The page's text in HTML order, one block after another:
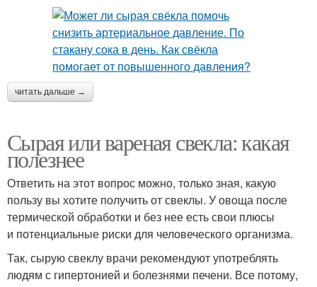
читать дальше →
Сырая или вареная свекла: какая
полезнее
Ответить на этот вопрос можно, только зная, какую
пользу вы хотите получить от свеклы. У овоща после
термической обработки и без нее есть свои плюсы
и потенциальные риски для человеческого организма.
Так, сырую свеклу врачи рекомендуют употреблять
людям с гипертонией и болезнями печени. Все потому,